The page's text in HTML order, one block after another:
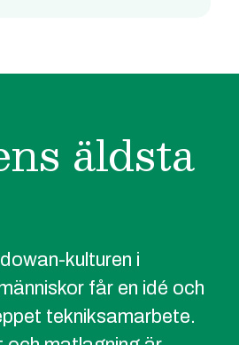
äldsta
kulturen i
får en idé och
tekniksamarbete.